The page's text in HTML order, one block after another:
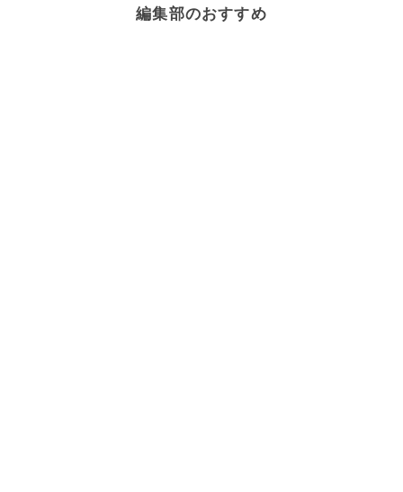
編集部のおすすめ